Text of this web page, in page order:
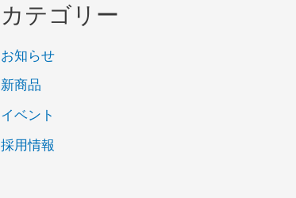
カテゴリー
お知らせ
新商品
イベント
採用情報